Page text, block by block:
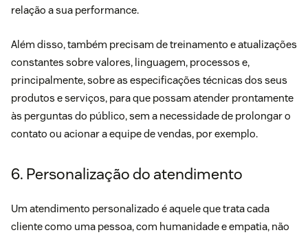
relação a sua performance.
Além disso, também precisam de treinamento e atualizações
constantes sobre valores, linguagem, processos e,
principalmente, sobre as especificações técnicas dos seus
produtos e serviços, para que possam atender prontamente
às perguntas do público, sem a necessidade de prolongar o
contato ou acionar a equipe de vendas, por exemplo.
6. Personalização do atendimento
Um atendimento personalizado é aquele que trata cada
cliente como uma pessoa, com humanidade e empatia, não